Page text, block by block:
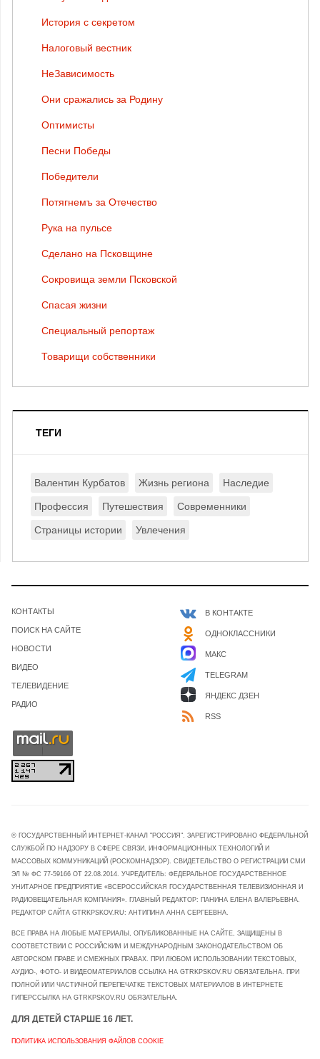
История с секретом
Налоговый вестник
НеЗависимость
Они сражались за Родину
Оптимисты
Песни Победы
Победители
Потягнемъ за Отечество
Рука на пульсе
Сделано на Псковщине
Сокровища земли Псковской
Спасая жизни
Специальный репортаж
Товарищи собственники
ТЕГИ
Валентин Курбатов Жизнь региона Наследие
Профессия Путешествия Современники
Страницы истории Увлечения
КОНТАКТЫ
ПОИСК НА САЙТЕ
НОВОСТИ
ВИДЕО
ТЕЛЕВИДЕНИЕ
РАДИО
В КОНТАКТЕ
ОДНОКЛАССНИКИ
МАКС
TELEGRAM
ЯНДЕКС ДЗЕН
RSS
© ГОСУДАРСТВЕННЫЙ ИНТЕРНЕТ-КАНАЛ "РОССИЯ". ЗАРЕГИСТРИРОВАНО ФЕДЕРАЛЬНОЙ
СЛУЖБОЙ ПО НАДЗОРУ В СФЕРЕ СВЯЗИ, ИНФОРМАЦИОННЫХ ТЕХНОЛОГИЙ И
МАССОВЫХ КОММУНИКАЦИЙ (РОСКОМНАДЗОР). СВИДЕТЕЛЬСТВО О РЕГИСТРАЦИИ СМИ
ЭЛ № ФС 77-59166 ОТ 22.08.2014. УЧРЕДИТЕЛЬ: ФЕДЕРАЛЬНОЕ ГОСУДАРСТВЕННОЕ
УНИТАРНОЕ ПРЕДПРИЯТИЕ «ВСЕРОССИЙСКАЯ ГОСУДАРСТВЕННАЯ ТЕЛЕВИЗИОННАЯ И
РАДИОВЕЩАТЕЛЬНАЯ КОМПАНИЯ». ГЛАВНЫЙ РЕДАКТОР: ПАНИНА ЕЛЕНА ВАЛЕРЬЕВНА.
РЕДАКТОР САЙТА GTRKPSKOV.RU: АНТИПИНА АННА СЕРГЕЕВНА.
ВСЕ ПРАВА НА ЛЮБЫЕ МАТЕРИАЛЫ, ОПУБЛИКОВАННЫЕ НА САЙТЕ, ЗАЩИЩЕНЫ В
СООТВЕТСТВИИ С РОССИЙСКИМ И МЕЖДУНАРОДНЫМ ЗАКОНОДАТЕЛЬСТВОМ ОБ
АВТОРСКОМ ПРАВЕ И СМЕЖНЫХ ПРАВАХ. ПРИ ЛЮБОМ ИСПОЛЬЗОВАНИИ ТЕКСТОВЫХ,
АУДИО-, ФОТО- И ВИДЕОМАТЕРИАЛОВ ССЫЛКА НА GTRKPSKOV.RU ОБЯЗАТЕЛЬНА. ПРИ
ПОЛНОЙ ИЛИ ЧАСТИЧНОЙ ПЕРЕПЕЧАТКЕ ТЕКСТОВЫХ МАТЕРИАЛОВ В ИНТЕРНЕТЕ
ГИПЕРССЫЛКА НА GTRKPSKOV.RU ОБЯЗАТЕЛЬНА.
ДЛЯ ДЕТЕЙ СТАРШЕ 16 ЛЕТ.
ПОЛИТИКА ИСПОЛЬЗОВАНИЯ ФАЙЛОВ COOKIE